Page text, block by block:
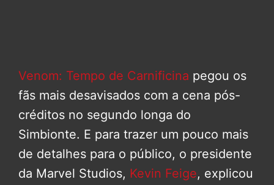
Venom: Tempo de Carnificina pegou os
fãs mais desavisados com a cena pós-
créditos no segundo longa do
Simbionte. E para trazer um pouco mais
de detalhes para o público, o presidente
da Marvel Studios, Kevin Feige, explicou